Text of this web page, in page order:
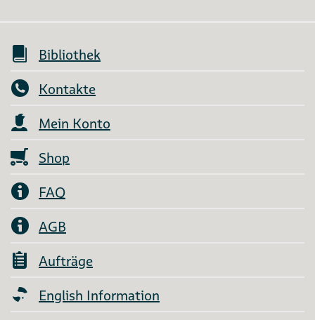
Bibliothek
Kontakte
Mein Konto
Shop
FAQ
AGB
Aufträge
English Information